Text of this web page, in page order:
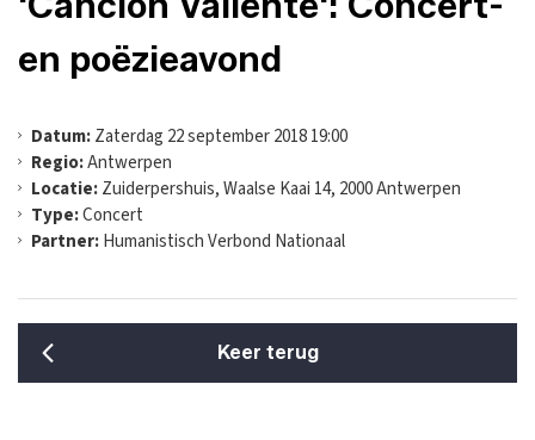
en poëzieavond
Datum:Zaterdag 22 september 2018 19:00
Regio:Antwerpen
Locatie:Zuiderpershuis, Waalse Kaai 14, 2000 Antwerpen
Type:Concert
Partner:Humanistisch Verbond Nationaal
Keer terug